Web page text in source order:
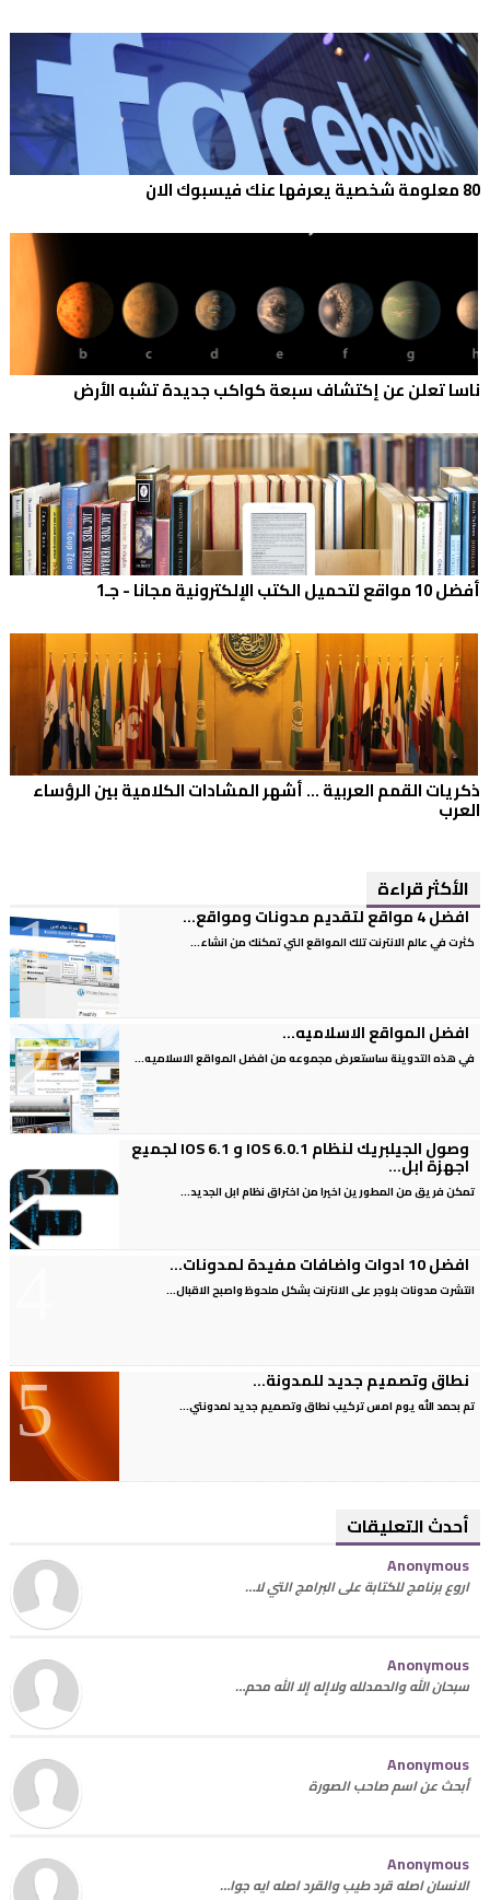
80 معلومة شخصية يعرفها عنك فيسبوك الان
ناسا تعلن عن إكتشاف سبعة كواكب جديدة تشبه الأرض
أفضل 10 مواقع لتحميل الكتب الإلكترونية مجانا - جـ1
ذكريات القمم العربية ... أشهر المشادات الكلامية بين الرؤساء
العرب
الأكثر قراءة
افضل 4 مواقع لتقديم مدونات ومواقع...
كثرت في عالم الانترنت تلك المواقع التي تمكنك من انشاء...
افضل المواقع الاسلاميه...
في هذه التدوينة ساستعرض مجموعه من افضل المواقع الاسلاميه...
وصول الجيلبريك لنظام IOS 6.0.1 و IOS 6.1 لجميع
اجهزة ابل...
تمكن فريق من المطورين اخيرا من اختراق نظام ابل الجديد...
افضل 10 ادوات واضافات مفيدة لمدونات...
انتشرت مدونات بلوجر على الانترنت بشكل ملحوظ واصبح الاقبال...
نطاق وتصميم جديد للمدونة...
تم بحمد الله يوم امس تركيب نطاق وتصميم جديد لمدونتي...
أحدث التعليقات
Anonymous
اروع برنامج للكتابة على البرامج التي لا…
Anonymous
سبحان الله والحمدلله ولاإله إلا الله محم…
Anonymous
أبحث عن اسم صاحب الصورة
Anonymous
الانسان اصله قرد طيب والقرد اصله ايه جوا…